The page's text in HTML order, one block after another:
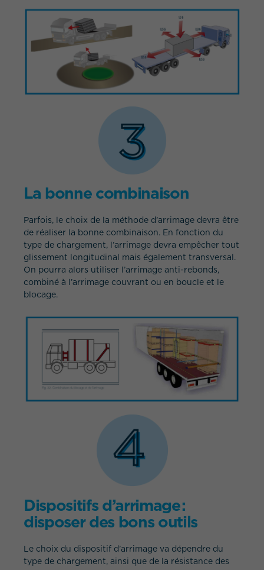
La bonne combinaison
Parfois, le choix de la méthode d’arrimage devra être
de réaliser la bonne combinaison. En fonction du
type de chargement, l’arrimage devra empêcher tout
glissement longitudinal mais également transversal.
On pourra alors utiliser l’arrimage anti-rebonds,
combiné à l’arrimage couvrant ou en boucle et le
blocage.
Dispositifs d’arrimage :
disposer des bons outils
Le choix du dispositif d’arrimage va dépendre du
type de chargement, ainsi que de la résistance des